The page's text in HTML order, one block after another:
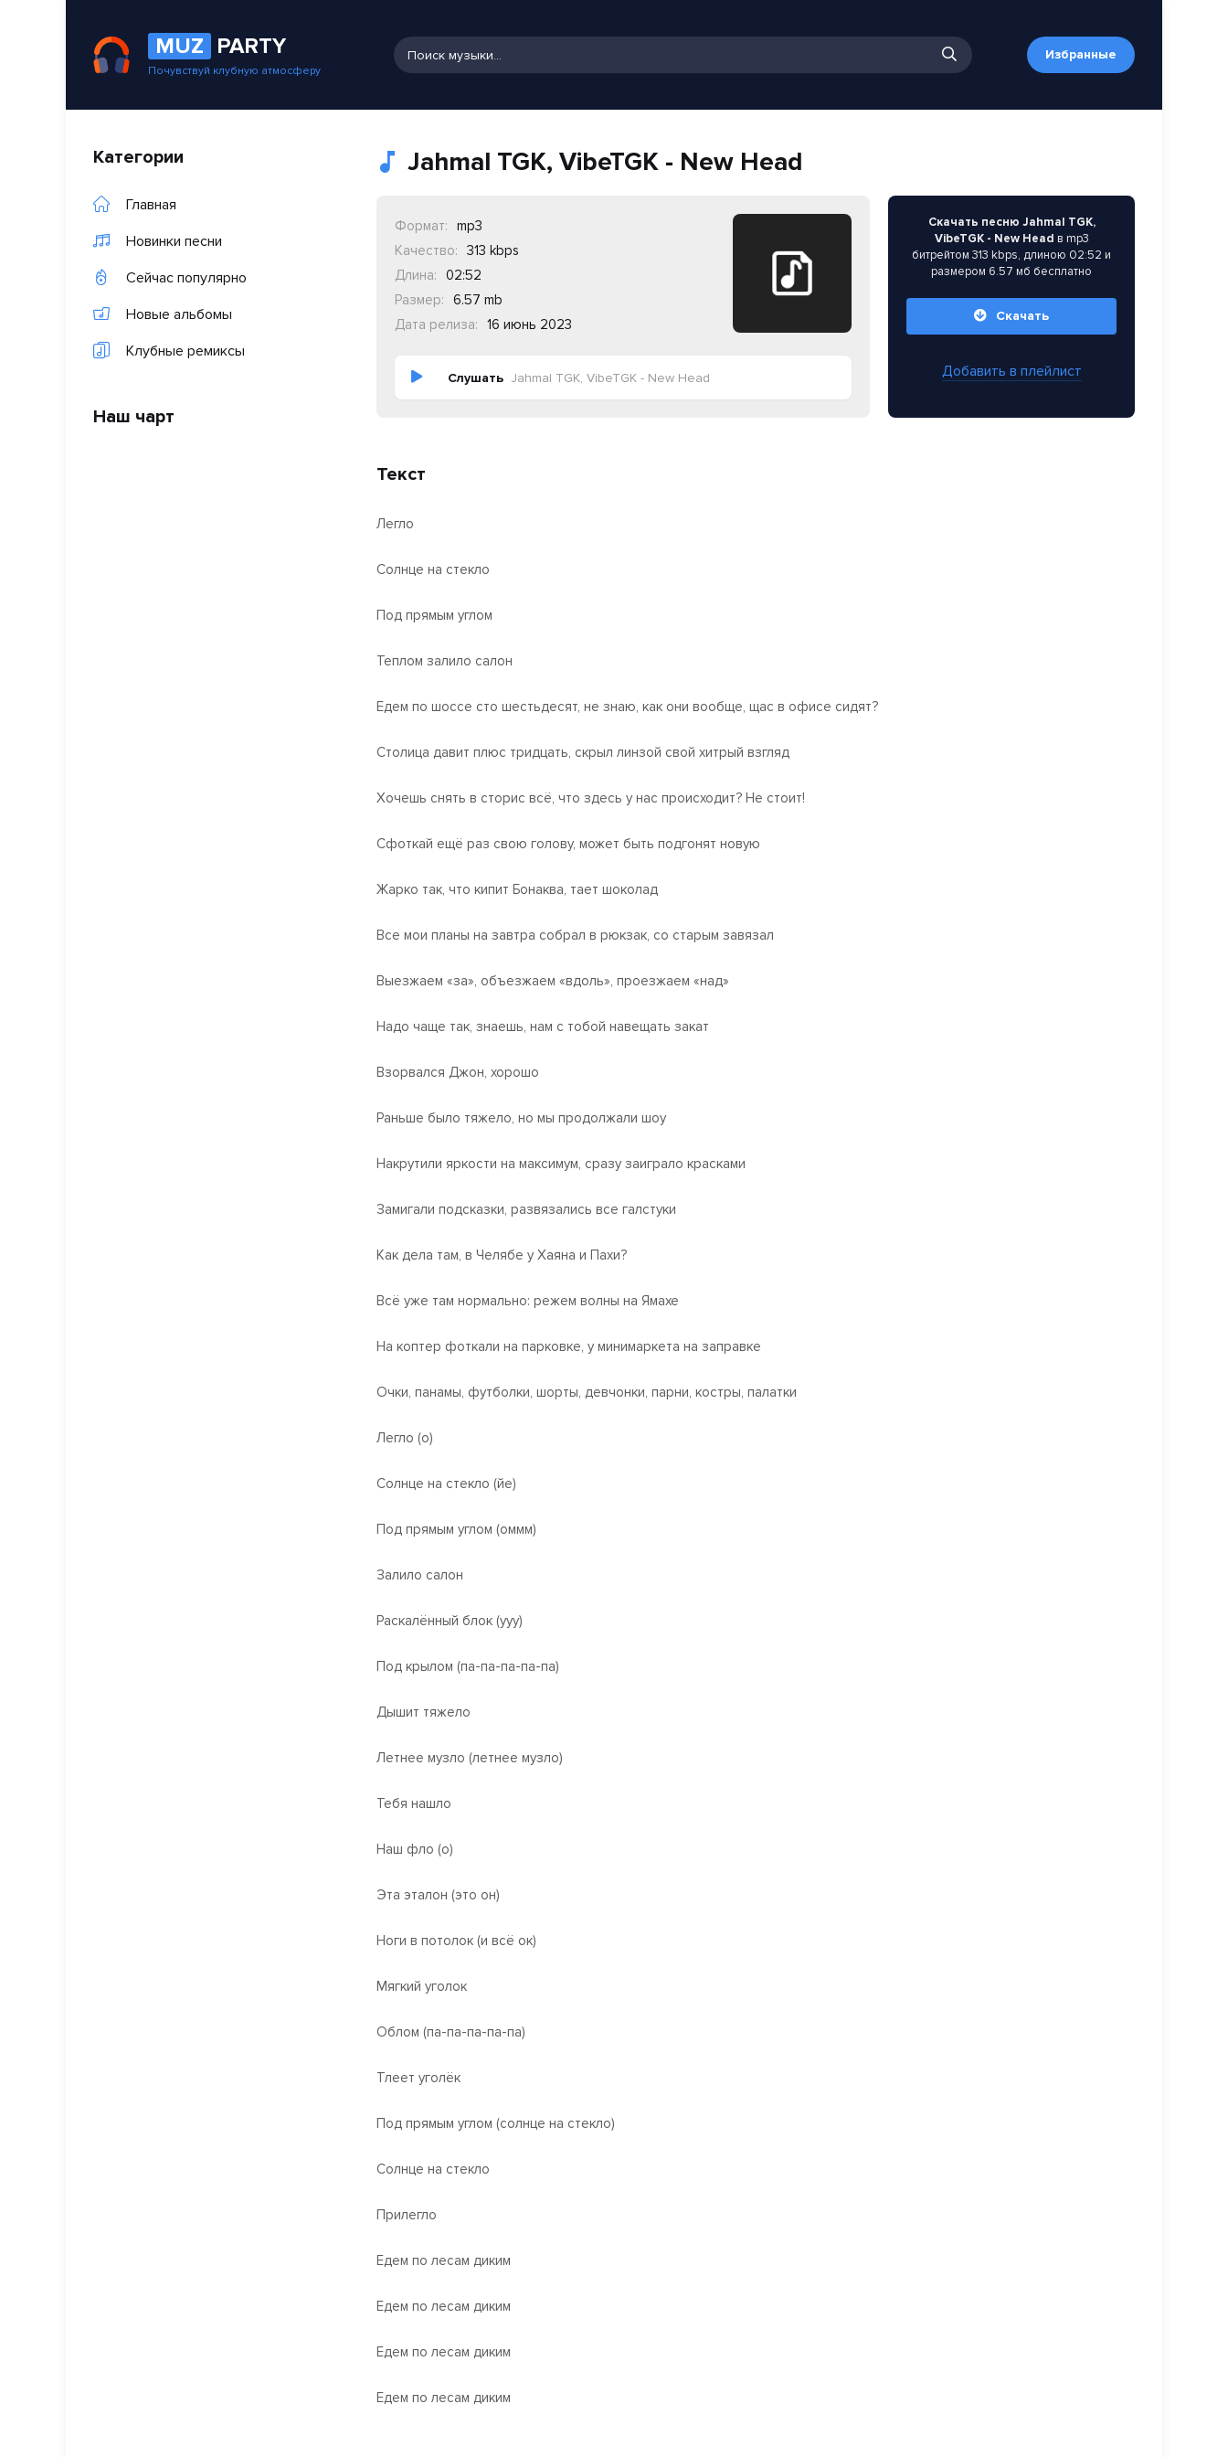
MUZ PARTY
Почувствуй клубную атмосферу
Избранные
Категории
Главная
Новинки песни
Сейчас популярно
Новые альбомы
Клубные ремиксы
Наш чарт
Jahmal TGK, VibeTGK - New Head
Формат:
mp3
Качество:
313 kbps
Длина:
02:52
Размер:
6.57 mb
Дата релиза:
16 июнь 2023
Слушать Jahmal TGK, VibeTGK - New Head
Скачать песню Jahmal TGK,
VibeTGK - New Head в mp3
битрейтом 313 kbps, длиною 02:52 и
размером 6.57 мб бесплатно
Скачать
Добавить в плейлист
Текст
Легло
Солнце на стекло
Под прямым углом
Теплом залило салон
Едем по шоссе сто шестьдесят, не знаю, как они вообще, щас в офисе сидят?
Столица давит плюс тридцать, скрыл линзой свой хитрый взгляд
Хочешь снять в сторис всё, что здесь у нас происходит? Не стоит!
Сфоткай ещё раз свою голову, может быть подгонят новую
Жарко так, что кипит Бонаква, тает шоколад
Все мои планы на завтра собрал в рюкзак, со старым завязал
Выезжаем «за», объезжаем «вдоль», проезжаем «над»
Надо чаще так, знаешь, нам с тобой навещать закат
Взорвался Джон, хорошо
Раньше было тяжело, но мы продолжали шоу
Накрутили яркости на максимум, сразу заиграло красками
Замигали подсказки, развязались все галстуки
Как дела там, в Челябе у Хаяна и Пахи?
Всё уже там нормально: режем волны на Ямахе
На коптер фоткали на парковке, у минимаркета на заправке
Очки, панамы, футболки, шорты, девчонки, парни, костры, палатки
Легло (о)
Солнце на стекло (йе)
Под прямым углом (оммм)
Залило салон
Раскалённый блок (ууу)
Под крылом (па-па-па-па-па)
Дышит тяжело
Летнее музло (летнее музло)
Тебя нашло
Наш фло (о)
Эта эталон (это он)
Ноги в потолок (и всё ок)
Мягкий уголок
Облом (па-па-па-па-па)
Тлеет уголёк
Под прямым углом (солнце на стекло)
Солнце на стекло
Прилегло
Едем по лесам диким
Едем по лесам диким
Едем по лесам диким
Едем по лесам диким